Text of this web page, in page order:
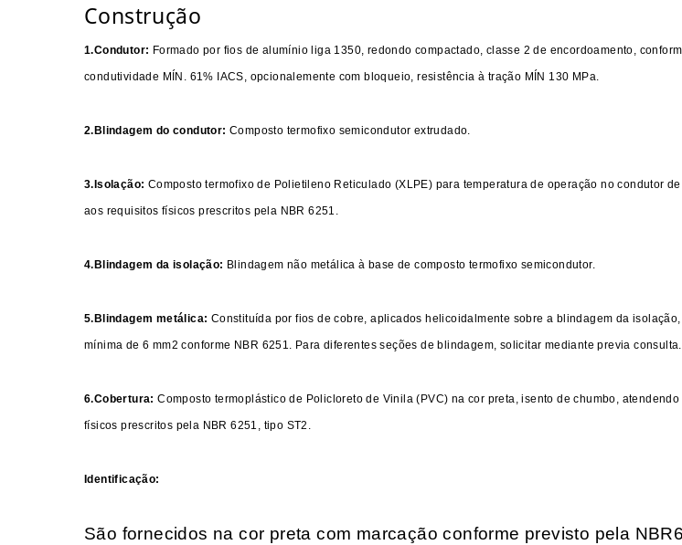
Construção
1.Condutor: Formado por fios de alumínio liga 1350, redondo compactado, classe 2 de encordoamento,
condutividade MÍN. 61% IACS, opcionalemente com bloqueio, resistência à tração MÍN 130 MPa.
2.Blindagem do condutor: Composto termofixo semicondutor extrudado.
3.Isolação: Composto termofixo de Polietileno Reticulado (XLPE) para temperatura de operação no condutor
aos requisitos físicos prescritos pela NBR 6251.
4.Blindagem da isolação: Blindagem não metálica à base de composto termofixo semicondutor.
5.Blindagem metálica: Constituída por fios de cobre, aplicados helicoidalmente sobre a blindagem da
mínima de 6 mm2 conforme NBR 6251. Para diferentes seções de blindagem, solicitar mediante previa consulta.
6.Cobertura:Composto termoplástico de Policloreto de Vinila (PVC) na cor preta, isento de chumbo,
físicos prescritos pela NBR 6251, tipo ST2.
Identificação:
São fornecidos na cor preta com marcação conforme previsto pela